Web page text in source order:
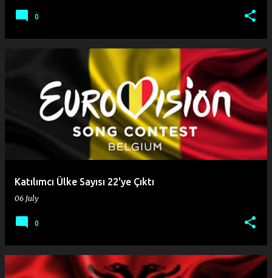
0
Katılımcı Ülke Sayısı 22'ye Çıktı
06 July
0